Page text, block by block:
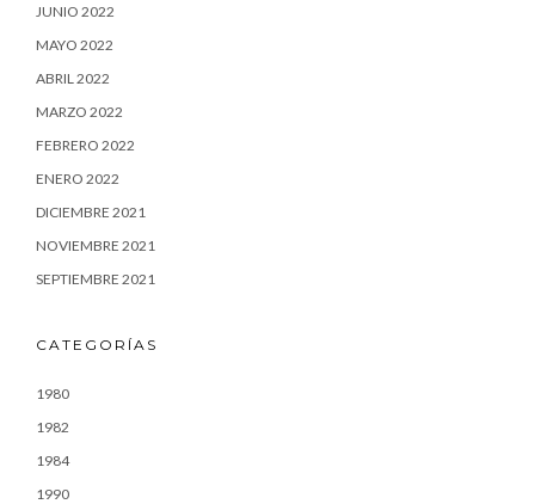
JUNIO 2022
MAYO 2022
ABRIL 2022
MARZO 2022
FEBRERO 2022
ENERO 2022
DICIEMBRE 2021
NOVIEMBRE 2021
SEPTIEMBRE 2021
CATEGORÍAS
1980
1982
1984
1990